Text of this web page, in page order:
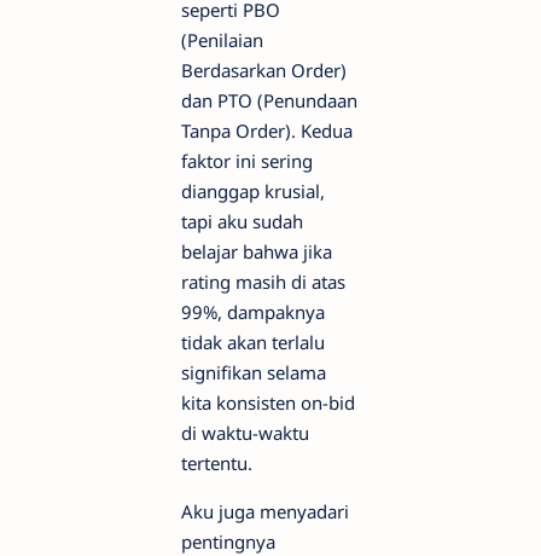
seperti PBO
(Penilaian
Berdasarkan Order)
dan PTO (Penundaan
Tanpa Order). Kedua
faktor ini sering
dianggap krusial,
tapi aku sudah
belajar bahwa jika
rating masih di atas
99%, dampaknya
tidak akan terlalu
signifikan selama
kita konsisten on-bid
di waktu-waktu
tertentu.
Aku juga menyadari
pentingnya